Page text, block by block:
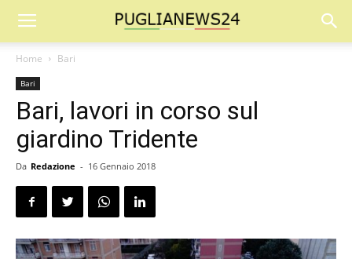
Home Bari
Bari
Bari, lavori in corso sul
giardino Tridente
Da Redazione - 16 Gennaio 2018